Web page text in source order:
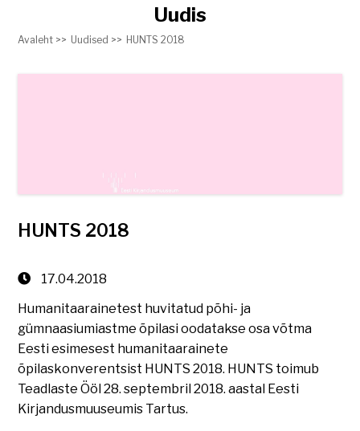
Uudis
Avaleht >> Uudised >> HUNTS 2018
HUNTS 2018
17.04.2018
Humanitaarainetest huvitatud põhi- ja
gümnaasiumiastme õpilasi oodatakse osa võtma
Eesti esimesest humanitaarainete
õpilaskonverentsist HUNTS 2018. HUNTS toimub
Teadlaste Ööl 28. septembril 2018. aastal Eesti
Kirjandusmuuseumis Tartus.